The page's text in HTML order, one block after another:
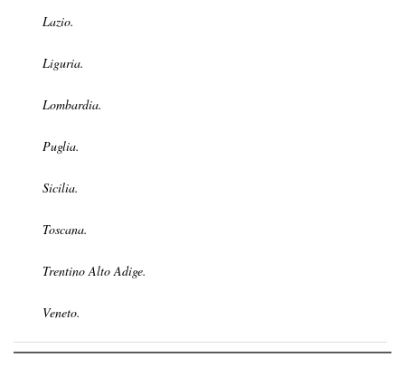
Lazio.
Liguria.
Lombardia.
Puglia.
Sicilia.
Toscana.
Trentino Alto Adige.
Veneto.